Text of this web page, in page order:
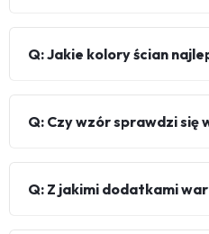
Q: Jakie kolory ścian
Q: Czy wzór sprawdzi się
Q: Z jakimi dodatkami